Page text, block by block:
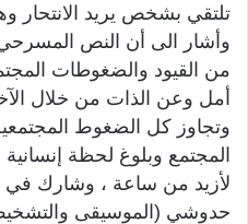
تلتقي بشخص يريد الانتحار
وأشار الى أن النص المسرحي
من القيود والضغوطات
أمل وعن الذات من خلال
وتجاوز كل الضغوط
المجتمع وبلوغ لحظة
لأزيد من ساعة ، وشارك في
حدوشي (الموسيقى